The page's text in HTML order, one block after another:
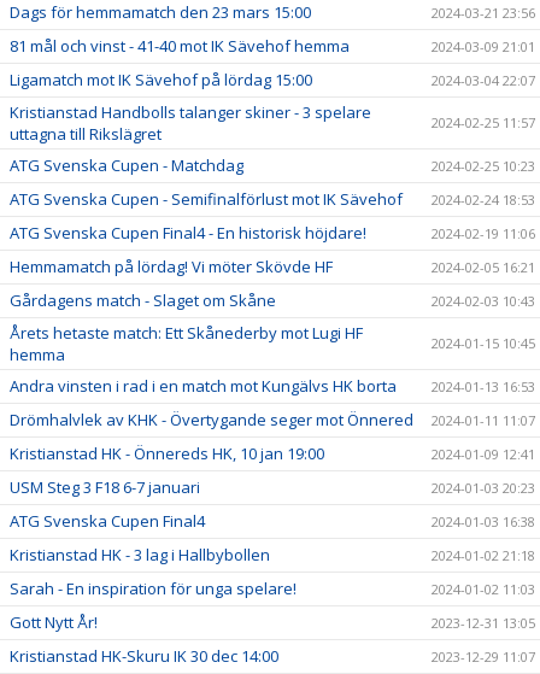
Dags för hemmamatch den 23 mars 15:00 2024-03-21 23:56
81 mål och vinst - 41-40 mot IK Sävehof hemma 2024-03-09 21:01
Ligamatch mot IK Sävehof på lördag 15:00 2024-03-04 22:07
Kristianstad Handbolls talanger skiner - 3 spelare
uttagna till Rikslägret
2024-02-25 11:57
ATG Svenska Cupen - Matchdag 2024-02-25 10:23
ATG Svenska Cupen - Semifinalförlust mot IK Sävehof 2024-02-24 18:53
ATG Svenska Cupen Final4 - En historisk höjdare! 2024-02-19 11:06
Hemmamatch på lördag! Vi möter Skövde HF 2024-02-05 16:21
Gårdagens match - Slaget om Skåne 2024-02-03 10:43
Årets hetaste match: Ett Skånederby mot Lugi HF
hemma
2024-01-15 10:45
Andra vinsten i rad i en match mot Kungälvs HK borta 2024-01-13 16:53
Drömhalvlek av KHK - Övertygande seger mot Önnered 2024-01-11 11:07
Kristianstad HK - Önnereds HK, 10 jan 19:00 2024-01-09 12:41
USM Steg 3 F18 6-7 januari 2024-01-03 20:23
ATG Svenska Cupen Final4 2024-01-03 16:38
Kristianstad HK - 3 lag i Hallbybollen 2024-01-02 21:18
Sarah - En inspiration för unga spelare! 2024-01-02 11:03
Gott Nytt År! 2023-12-31 13:05
Kristianstad HK-Skuru IK 30 dec 14:00 2023-12-29 11:07